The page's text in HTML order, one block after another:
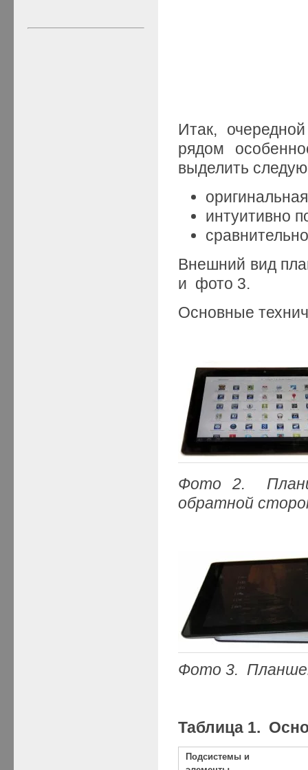
Итак,
рядом
выделить
интуитивно
Внешний вид
и фото 3.
Основные
Фото 2.
обратной
Фото 3.
Таблица 1.
Подсистемы и